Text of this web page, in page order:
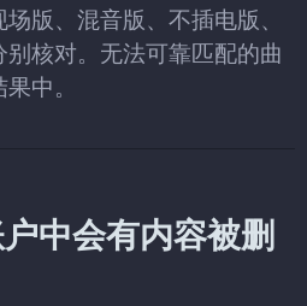
版、混音版、不插电版、
核对。无法可靠匹配的曲
中。
中会有内容被删